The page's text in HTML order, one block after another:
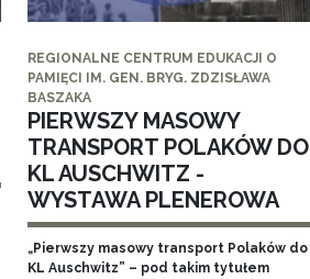
REGIONALNE CENTRUM EDUKACJI O
PAMIĘCI IM. GEN. BRYG. ZDZISŁAWA
BASZAKA
PIERWSZY MASOWY
TRANSPORT POLAKÓW DO
KL AUSCHWITZ -
WYSTAWA PLENEROWA
„Pierwszy masowy transport Polaków do
KL Auschwitz” – pod takim tytułem